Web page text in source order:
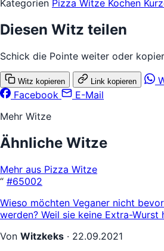
Kategorien Pizza Witze Kochen
Diesen Witz teilen
Schick die Pointe weiter oder
Witz kopieren Link kopieren
Facebook
E-Mail
Mehr Witze
Ähnliche Witze
Mehr aus Pizza Witze
“ #65002
Wieso möchten Veganer nicht
werden? Weil sie keine Extra-Wurst
Von Witzkeks · 22.09.2021